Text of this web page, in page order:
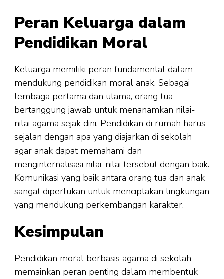
Peran Keluarga dalam
Pendidikan Moral
Keluarga memiliki peran fundamental dalam
mendukung pendidikan moral anak. Sebagai
lembaga pertama dan utama, orang tua
bertanggung jawab untuk menanamkan nilai-
nilai agama sejak dini. Pendidikan di rumah harus
sejalan dengan apa yang diajarkan di sekolah
agar anak dapat memahami dan
menginternalisasi nilai-nilai tersebut dengan baik.
Komunikasi yang baik antara orang tua dan anak
sangat diperlukan untuk menciptakan lingkungan
yang mendukung perkembangan karakter.
Kesimpulan
Pendidikan moral berbasis agama di sekolah
memainkan peran penting dalam membentuk